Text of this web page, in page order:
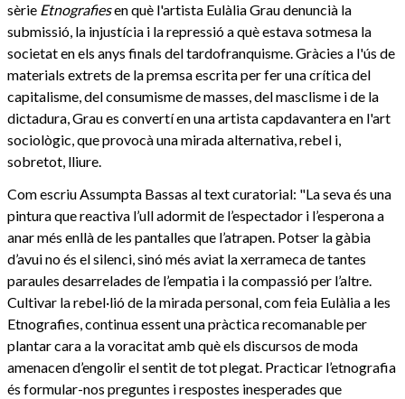
sèrie Etnografiesen què l'artista Eulàlia Grau denuncià la
submissió, la injustícia i la repressió a què estava sotmesa la
societat en els anys finals del tardofranquisme. Gràcies a l'ús de
materials extrets de la premsa escrita per fer una crítica del
capitalisme, del consumisme de masses, del masclisme i de la
dictadura, Grau es convertí en una artista capdavantera en l'art
sociològic, que provocà una mirada alternativa, rebel i,
sobretot, lliure.
Com escriu Assumpta Bassas al text curatorial: "La seva és una
pintura que reactiva l’ull adormit de l’espectador i l’esperona a
anar més enllà de les pantalles que l’atrapen. Potser la gàbia
d’avui no és el silenci, sinó més aviat la xerrameca de tantes
paraules desarrelades de l’empatia i la compassió per l’altre.
Cultivar la rebel·lió de la mirada personal, com feia Eulàlia a les
Etnografies, continua essent una pràctica recomanable per
plantar cara a la voracitat amb què els discursos de moda
amenacen d’engolir el sentit de tot plegat. Practicar l’etnografia
és formular-nos preguntes i respostes inesperades que